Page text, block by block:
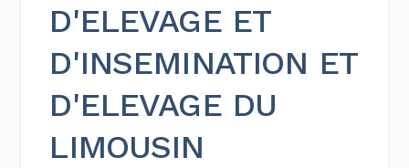
D'ELEVAGE ET
D'INSEMINATION ET
D'ELEVAGE DU
LIMOUSIN